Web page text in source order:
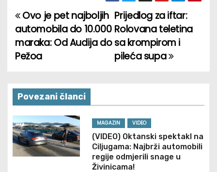
P
o
s
n
a
v
i
Prijedlog za iftar:
Rolovana teletina
sa krompirom i
pileća supa
Ovo je pet najboljih
automobila do 10.000
maraka: Od Audija do
Pežoa
Povezani članci
MAGAZIN VIDEO
(VIDEO) Oktanski spektakl na
Ciljugama: Najbrži automobili
regije odmjerili snage u
Živinicama!